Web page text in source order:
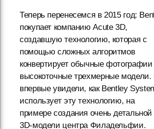
Теперь перенесемся в 2015 год:
покупает компанию Acute 3D,
создавшую технологию, которая с
помощью сложных алгоритмов
конвертирует обычные фотографии
высокоточные трехмерные
впервые увидели, как Bentley
использует эту технологию, на
примере создания очень детальной
3D-модели центра Филадельфии.